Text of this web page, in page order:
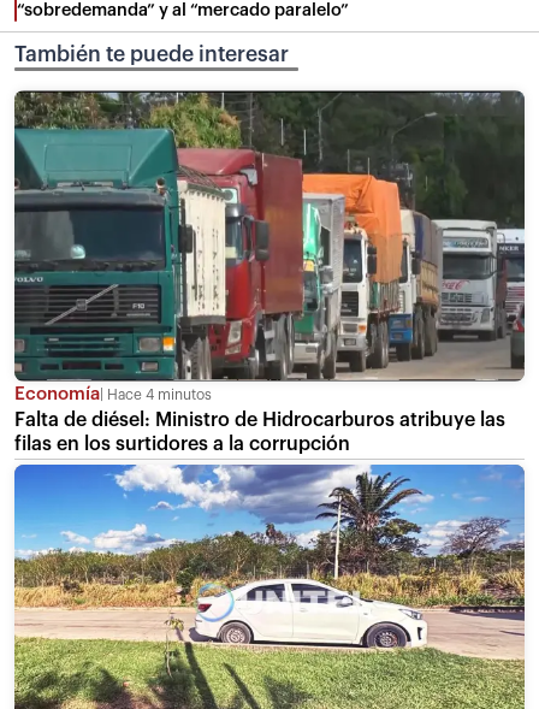
“sobredemanda” y al “mercado paralelo”
También te puede interesar
Economía Hace 4 minutos
Falta de diésel: Ministro de Hidrocarburos atribuye las
filas en los surtidores a la corrupción